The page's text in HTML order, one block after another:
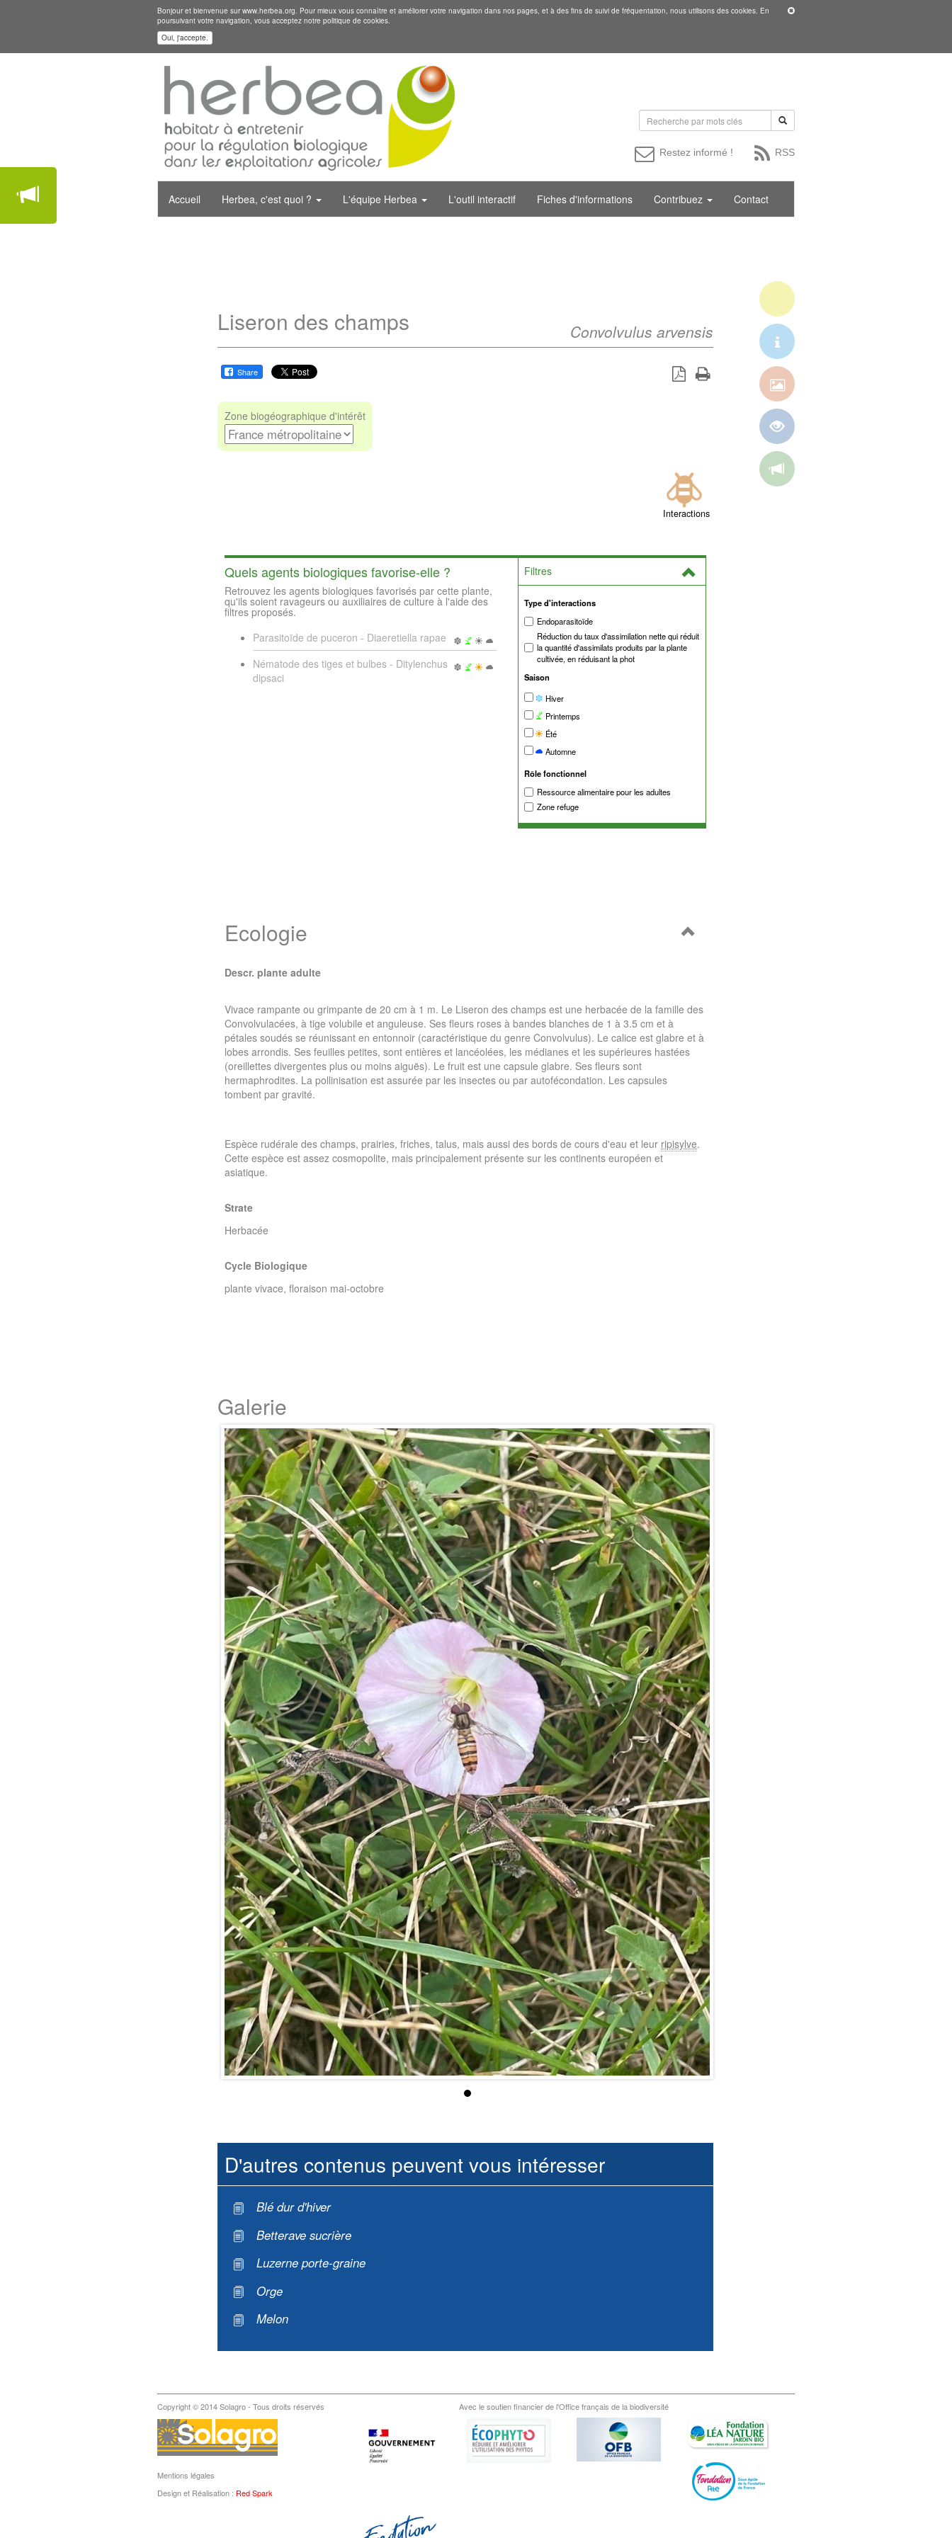
Bonjour et bienvenue sur www.herbea.org. Pour mieux vous connaître et améliorer votre navigation dans nos pages, et à des fins de suivi de fréquentation, nous utilisons des cookies. En
poursuivant votre navigation, vous acceptez notre politique de cookies.
Oui, j'accepte.
RSS
Restez informé !
Accueil Herbea, c'est quoi ? L'équipe Herbea L'outil interactif Fiches d'informations Contribuez Contact
Liseron des champs Convolvulus arvensis
Share
Zone biogéographique d'intérêt
Interactions
Quels agents biologiques favorise-elle ?
Retrouvez les agents biologiques favorisés par cette plante,
qu'ils soient ravageurs ou auxiliaires de culture à l'aide des
filtres proposés.
Parasitoïde de puceron - Diaeretiella rapae
Nématode des tiges et bulbes - Ditylenchus
dipsaci
Filtres
Type d'interactions
Endoparasitoïde
Réduction du taux d'assimilation nette qui réduit
la quantité d'assimilats produits par la plante
cultivée, en réduisant la phot
Saison
Hiver
Printemps
Été
Automne
Rôle fonctionnel
Ressource alimentaire pour les adultes
Zone refuge
Ecologie
Descr. plante adulte
Vivace rampante ou grimpante de 20 cm à 1 m. Le Liseron des champs est une herbacée de la famille des
Convolvulacées, à tige volubile et anguleuse. Ses fleurs roses à bandes blanches de 1 à 3.5 cm et à
pétales soudés se réunissant en entonnoir (caractéristique du genre Convolvulus). Le calice est glabre et à
lobes arrondis. Ses feuilles petites, sont entières et lancéolées, les médianes et les supérieures hastées
(oreillettes divergentes plus ou moins aiguës). Le fruit est une capsule glabre. Ses fleurs sont
hermaphrodites. La pollinisation est assurée par les insectes ou par autofécondation. Les capsules
tombent par gravité.
Espèce rudérale des champs, prairies, friches, talus, mais aussi des bords de cours d'eau et leur ripisylve.
Cette espèce est assez cosmopolite, mais principalement présente sur les continents européen et
asiatique.
Strate
Herbacée
Cycle Biologique
plante vivace, floraison mai-octobre
Galerie
D'autres contenus peuvent vous intéresser
Blé dur d'hiver
Betterave sucrière
Luzerne porte-graine
Orge
Melon
Copyright © 2014 Solagro - Tous droits réservés
Mentions légales
Design et Réalisation : Red Spark
Avec le soutien financier de l'Office français de la biodiversité